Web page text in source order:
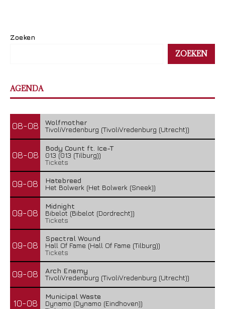
Combichrist – The Venom In The Mouth Of...
1 augustus 2026
Zoeken
ZOEKEN
AGENDA
08-08
Wolfmother
TivoliVredenburg (TivoliVredenburg (Utrecht))
08-08
Body Count ft. Ice-T
013 (013 (Tilburg))
Tickets
09-08
Hatebreed
Het Bolwerk (Het Bolwerk (Sneek))
09-08
Midnight
Bibelot (Bibelot (Dordrecht))
Tickets
09-08
Spectral Wound
Hall Of Fame (Hall Of Fame (Tilburg))
Tickets
09-08
Arch Enemy
TivoliVredenburg (TivoliVredenburg (Utrecht))
10-08
Municipal Waste
Dynamo (Dynamo (Eindhoven))